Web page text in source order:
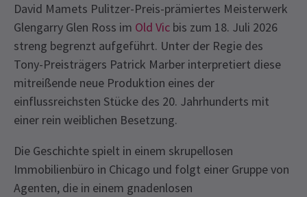
David Mamets Pulitzer-Preis-prämiertes Meisterwerk
Glengarry Glen Ross im Old Vic bis zum 18. Juli 2026
streng begrenzt aufgeführt. Unter der Regie des
Tony-Preisträgers Patrick Marber interpretiert diese
mitreißende neue Produktion eines der
einflussreichsten Stücke des 20. Jahrhunderts mit
einer rein weiblichen Besetzung.
Die Geschichte spielt in einem skrupellosen
Immobilienbüro in Chicago und folgt einer Gruppe von
Agenten, die in einem gnadenlosen